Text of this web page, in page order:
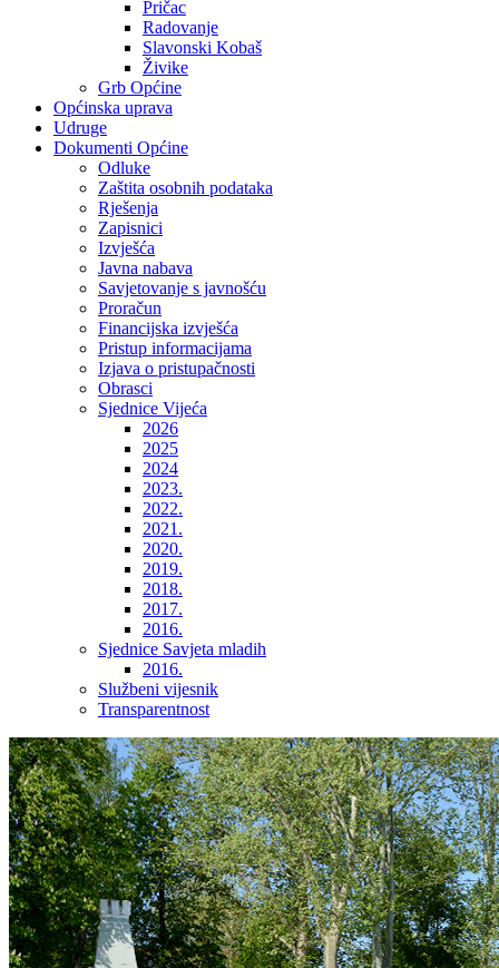
Pričac
Radovanje
Slavonski Kobaš
Živike
Grb Općine
Općinska uprava
Udruge
Dokumenti Općine
Odluke
Zaštita osobnih podataka
Rješenja
Zapisnici
Izvješća
Javna nabava
Savjetovanje s javnošću
Proračun
Financijska izvješća
Pristup informacijama
Izjava o pristupačnosti
Obrasci
Sjednice Vijeća
2026
2025
2024
2023.
2022.
2021.
2020.
2019.
2018.
2017.
2016.
Sjednice Savjeta mladih
2016.
Službeni vijesnik
Transparentnost